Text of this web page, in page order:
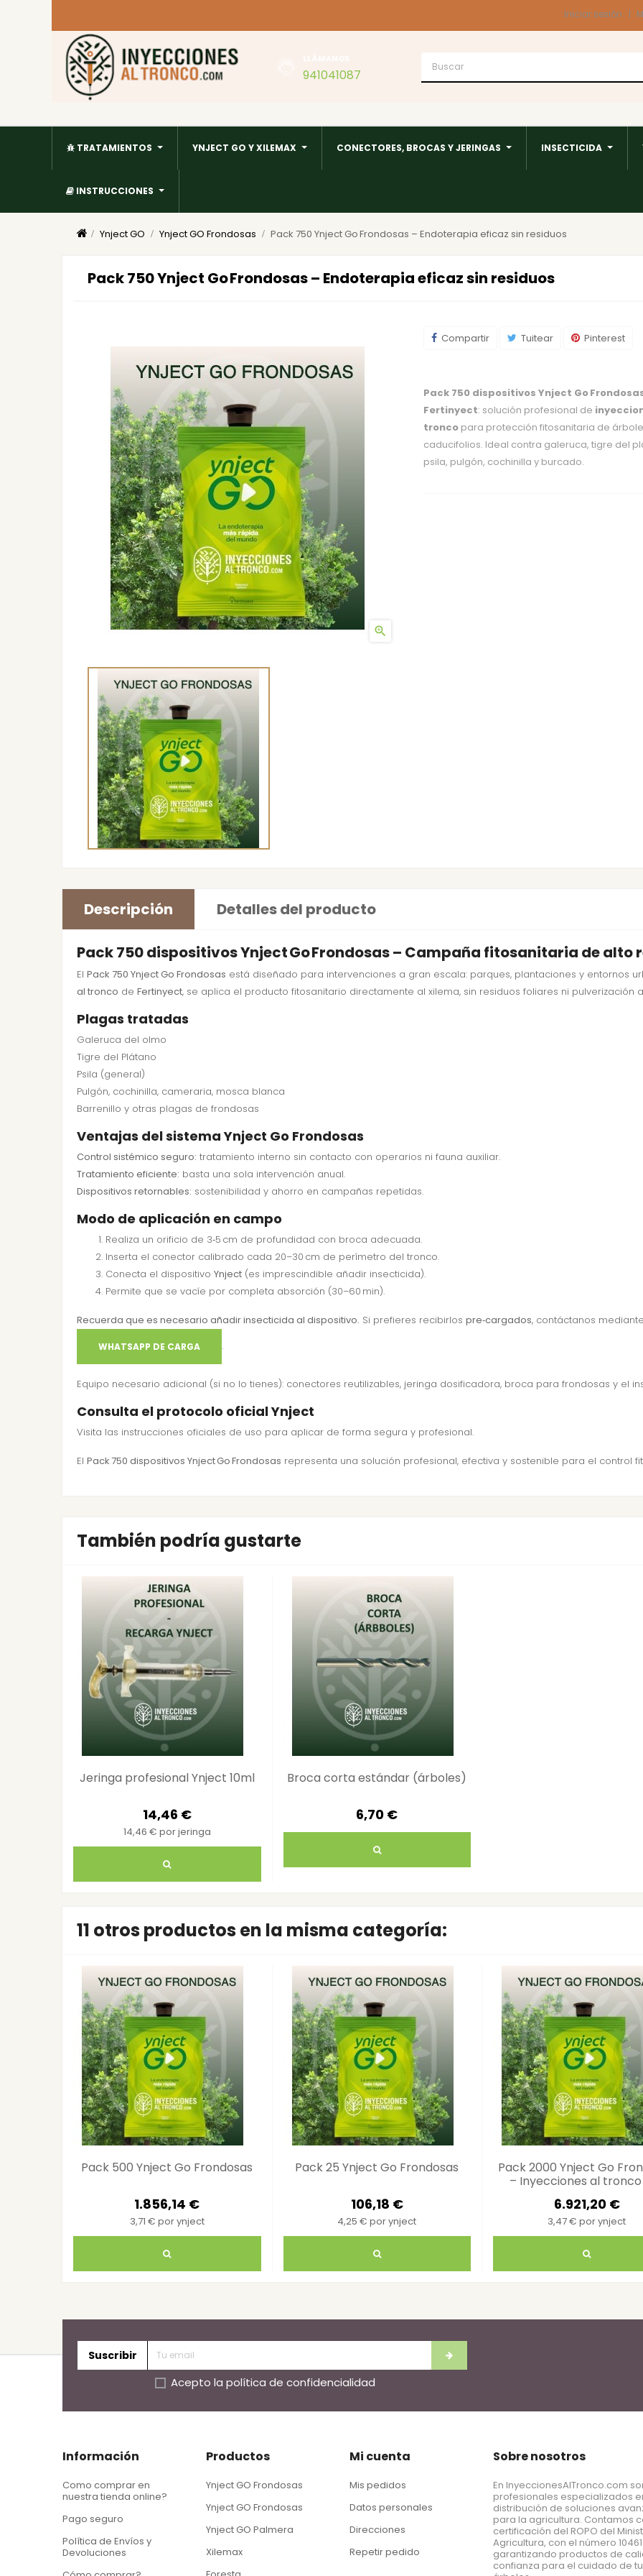
Iniciar sesión
941041087
TRATAMIENTOS YNJECT GO Y XILEMAX CONECTORES, BROCAS Y JERINGAS INSECTICIDA
INSTRUCCIONES
Ynject GO Ynject GO Frondosas Pack 750 Ynject Go Frondosas – Endoterapia eficaz sin residuos
Pack 750 Ynject Go Frondosas – Endoterapia eficaz sin residuos

Compartir Tuitear Pinterest
Pack 750 dispositivos Ynject Go
Fertinyect: solución profesional de
troncopara protección fitosanitaria de
caducifolios. Ideal contra galeruca, tigre del
psila, pulgón, cochinilla y burcado.
Descripción Detalles del producto
Pack 750 dispositivos Ynject Go Frondosas – Campaña fitosanitaria de alto
El Pack 750 Ynject Go Frondosas está diseñado para intervenciones a gran escala: parques, plantaciones y entornos
al tronco de Fertinyect, se aplica el producto fitosanitario directamente al xilema, sin residuos foliares ni pulverización
Plagas tratadas
Galeruca del olmo
Tigre del Plátano
Psila (general)
Pulgón, cochinilla, cameraria, mosca blanca
Barrenillo y otras plagas de frondosas
Ventajas del sistema Ynject Go Frondosas
Control sistémico seguro: tratamiento interno sin contacto con operarios ni fauna auxiliar.
Tratamiento eficiente: basta una sola intervención anual.
Dispositivos retornables: sostenibilidad y ahorro en campañas repetidas.
Modo de aplicación en campo
Realiza un orificio de 3‑5 cm de profundidad con broca adecuada.
Inserta el conector calibrado cada 20–30 cm de perímetro del tronco.
Conecta el dispositivo Ynject (es imprescindible añadir insecticida).
Permite que se vacíe por completa absorción (30–60 min).
Recuerda que es necesario añadir insecticida al dispositivo. Si prefieres recibirlos pre‑cargados, contáctanos
WHATSAPP DE CARGA .
Equipo necesario adicional (si no lo tienes): conectores reutilizables, jeringa dosificadora, broca para frondosas y el
Consulta el protocolo oficial Ynject
Visita las instrucciones oficiales de uso para aplicar de forma segura y profesional.
El Pack 750 dispositivos Ynject Go Frondosas representa una solución profesional, efectiva y sostenible para el control
También podría gustarte
Jeringa profesional Ynject 10ml
14,46 €
14,46 € por jeringa
Broca corta estándar (árboles)
6,70 €
11 otros productos en la misma categoría:
Pack 500 Ynject Go Frondosas
1.856,14 €
3,71 € por ynject
Pack 25 Ynject Go Frondosas
106,18 €
4,25 € por ynject
Pack 2000 Ynject Go
– Inyecciones al
6.921,20 €
3,47 € por ynject
Suscribir
Acepto la política de confidencialidad
Información
Como comprar en
nuestra tienda online?
Pago seguro
Política de Envíos y
Devoluciones
Productos
Ynject GO Frondosas
Ynject GO Frondosas
Ynject GO Palmera
Xilemax
Mi cuenta
Mis pedidos
Datos personales
Direcciones
Repetir pedido
Sobre nosotros
En InyeccionesAlTronco.com
profesionales especializados
distribución de soluciones
para la agricultura. Contamos
certificación del ROPO del
Agricultura, con el número
garantizando productos de
confianza para el cuidado de